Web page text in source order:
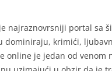
najraznovrsniji portal sa
dominiraju, krimići,
online je jedan od